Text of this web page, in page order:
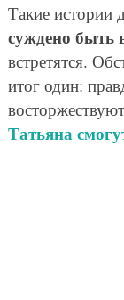
Такие истории
суждено быть
встретятся.
итог один:
Татьяна